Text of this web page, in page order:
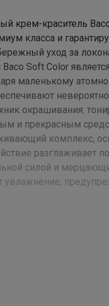
крем-краситель Baco
класса и
уход за
Soft Color
маленькому
окрашивания:
и прекрасным
комплекс,
разглаживает
силой и
увлажнение,
цвета ранее
естественного